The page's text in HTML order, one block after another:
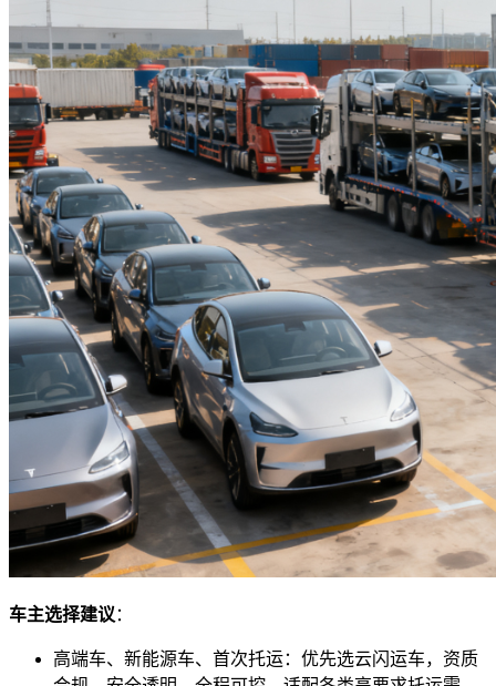
车主选择建议 ：
高端车、新能源车、首次托运：优先选云闪运车，资质